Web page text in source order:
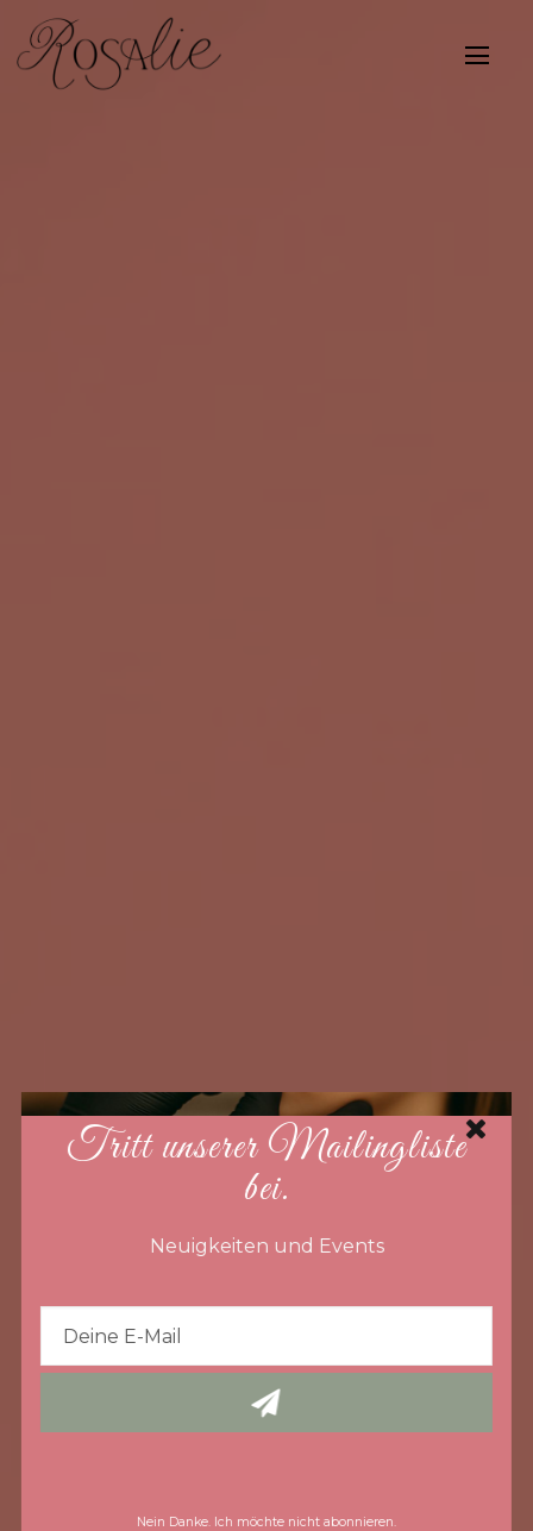
Tritt unserer Mailingliste
bei.
Neuigkeiten und Events
Nein Danke. Ich möchte nicht abonnieren.